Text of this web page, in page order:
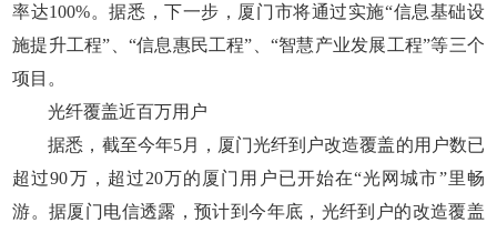
率达100%。据悉，下一步，厦门市将通过实施“信息基础设
施提升工程”、“信息惠民工程”、“智慧产业发展工程”等三个
项目。
光纤覆盖近百万用户
据悉，截至今年5月，厦门光纤到户改造覆盖的用户数已
超过90万，超过20万的厦门用户已开始在“光网城市”里畅
游。据厦门电信透露，预计到今年底，光纤到户的改造覆盖